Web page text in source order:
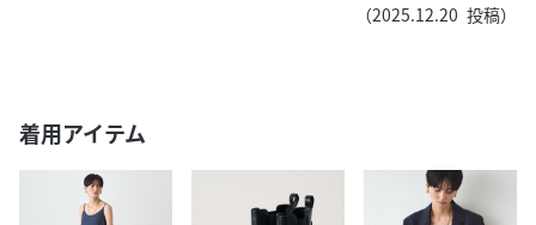
（2025.12.20 投稿）
着用アイテム